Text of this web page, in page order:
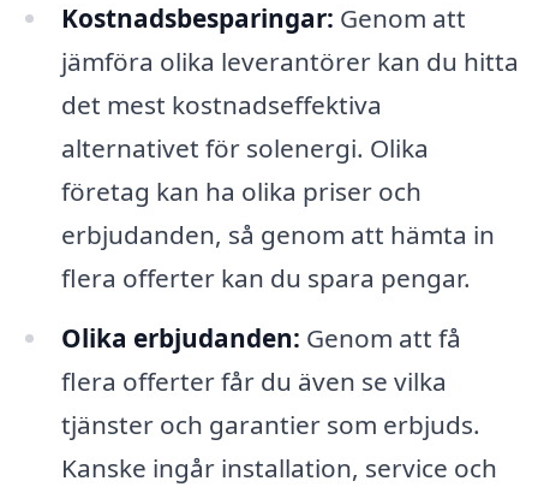
Kostnadsbesparingar: Genom att
jämföra olika leverantörer kan du hitta
det mest kostnadseffektiva
alternativet för solenergi. Olika
företag kan ha olika priser och
erbjudanden, så genom att hämta in
flera offerter kan du spara pengar.
Olika erbjudanden: Genom att få
flera offerter får du även se vilka
tjänster och garantier som erbjuds.
Kanske ingår installation, service och